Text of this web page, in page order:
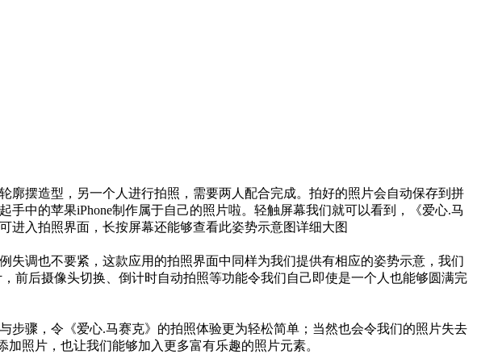
摆造型，另一个人进行拍照，需要两人配合完成。拍好的照片会自动保存到拼
手中的苹果iPhone制作属于自己的照片啦。轻触屏幕我们就可以看到，《爱心.马
进入拍照界面，长按屏幕还能够查看此姿势示意图详细大图
失调也不要紧，这款应用的拍照界面中同样为我们提供有相应的姿势示意，我们
前后摄像头切换、倒计时自动拍照等功能令我们自己即使是一个人也能够圆满完
骤，令《爱心.马赛克》的拍照体验更为轻松简单；当然也会令我们的照片失去
照片，也让我们能够加入更多富有乐趣的照片元素。